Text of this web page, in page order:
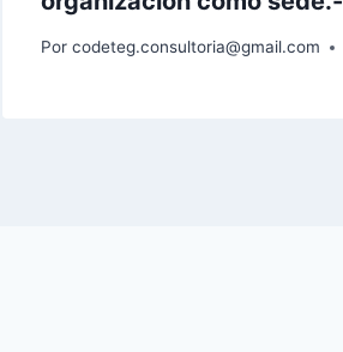
Por codeteg.consultoria@gmail.com